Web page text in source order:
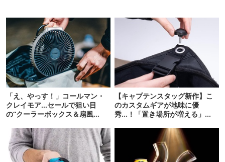
「え、やっす！」コールマン・
クレイモア…セールで狙い目
の“クーラーボックス＆扇風
【キャプテンスタッグ新作】こ
のカスタムギアが地味に優
秀…！「置き場所が増える」